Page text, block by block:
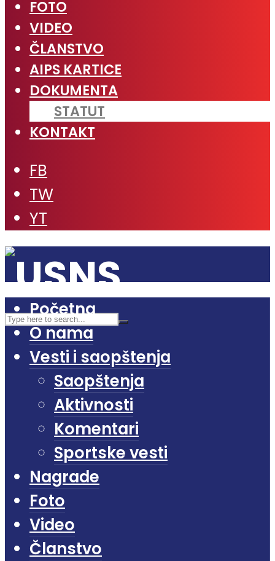
FOTO
VIDEO
ČLANSTVO
AIPS KARTICE
DOKUMENTA
STATUT
KONTAKT
FB
TW
YT
Početna
O nama
Vesti i saopštenja
Saopštenja
Aktivnosti
Komentari
Sportske vesti
Nagrade
Foto
Video
Članstvo